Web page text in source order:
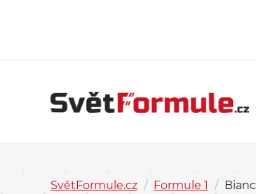
SvětFormule.cz / Formule 1 /